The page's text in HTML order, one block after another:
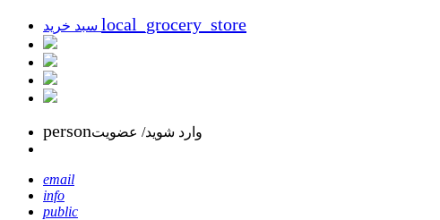
local_grocery_store
personوارد شوید/ عضویت
email
info
public